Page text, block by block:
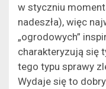
w styczniu
nadeszła), więc
„ogrodowych”
charakteryzują się
tego typu sprawy
Wydaje się to